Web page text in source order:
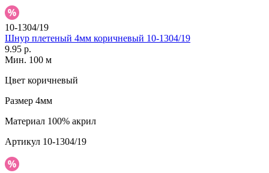
10-1304/19
Шнур плетеный 4мм коричневый 10-1304/19
9.95 р.
Мин. 100 м
Цвет коричневый
Размер 4мм
Материал 100% акрил
Артикул 10-1304/19